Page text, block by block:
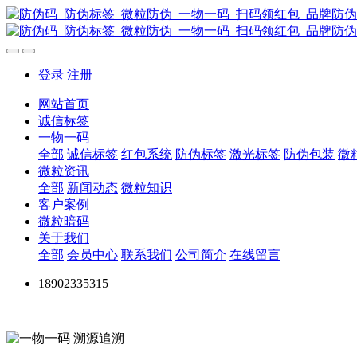
登录 注册
网站首页
诚信标签
一物一码
全部 诚信标签 红包系统 防伪标签 激光标签 防伪包装 微
微粒资讯
全部 新闻动态 微粒知识
客户案例
微粒暗码
关于我们
全部 会员中心 联系我们 公司简介 在线留言
18902335315